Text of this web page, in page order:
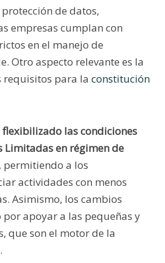
de datos,
empresas cumplan con
en el manejo de
Otro aspecto relevante es la
requisitos para la constitución
flexibilizado las condiciones
Limitadas en régimen de
, permitiendo a los
actividades con menos
Asimismo, los cambios
apoyar a las pequeñas y
que son el motor de la